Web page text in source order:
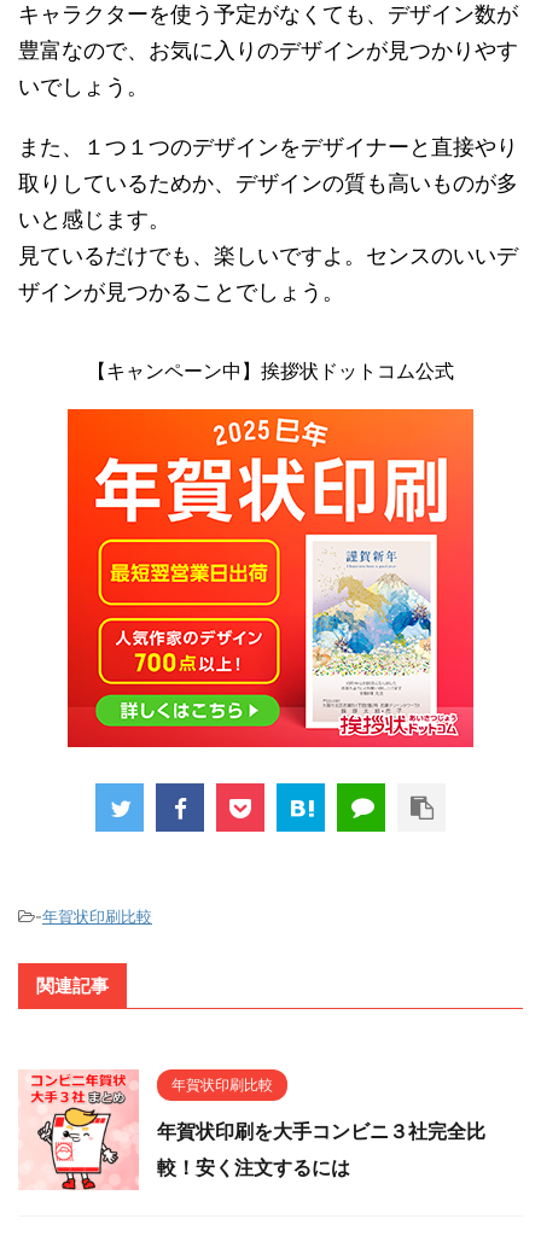
キャラクターを使う予定がなくても、デザイン数が
豊富なので、お気に入りのデザインが見つかりやす
いでしょう。
また、１つ１つのデザインをデザイナーと直接やり
取りしているためか、デザインの質も高いものが多
いと感じます。
見ているだけでも、楽しいですよ。センスのいいデ
ザインが見つかることでしょう。
【キャンペーン中】挨拶状ドットコム公式
-年賀状印刷比較
関連記事
年賀状印刷比較
年賀状印刷を大手コンビニ３社完全比
較！安く注文するには